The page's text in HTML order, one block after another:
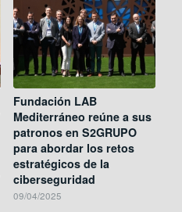
Fundación LAB
Mediterráneo reúne a sus
patronos en S2GRUPO
para abordar los retos
estratégicos de la
ciberseguridad
09/04/2025